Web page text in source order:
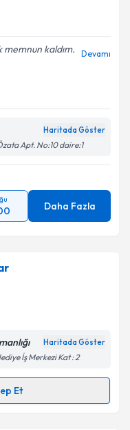
memnun kaldım.
Devamı
Haritada Göster
Apt. No:10 daire:1
Daha Fazla
Haritada Göster
İş Merkezi Kat : 2
Et